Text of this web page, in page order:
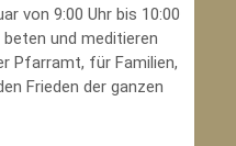
von 9:00 Uhr bis 10:00
beten und meditieren
Pfarramt, für Familien,
Frieden der ganzen